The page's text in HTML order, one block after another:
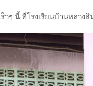
ร็วๆ นี้ ที่โรงเรียนบ้านหลว